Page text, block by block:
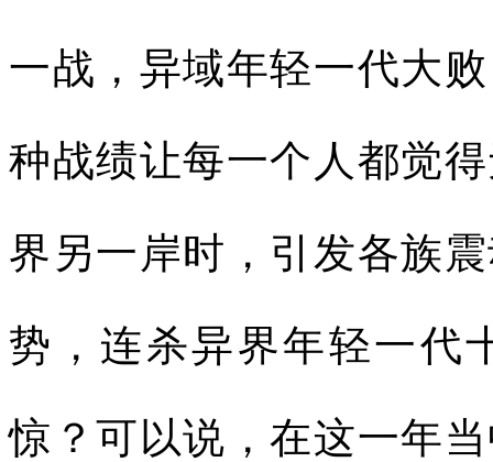
一战，异域年轻一代大
种战绩让每一个人都觉
界另一岸时，引发各族
势，连杀异界年轻一代
惊？可以说，在这一年